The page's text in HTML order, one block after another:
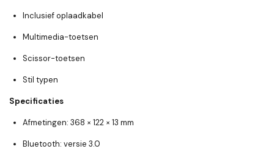
Inclusief oplaadkabel
Multimedia-toetsen
Scissor-toetsen
Stil typen
Specificaties
Afmetingen: 368 × 122 × 13 mm
Bluetooth: versie 3.0